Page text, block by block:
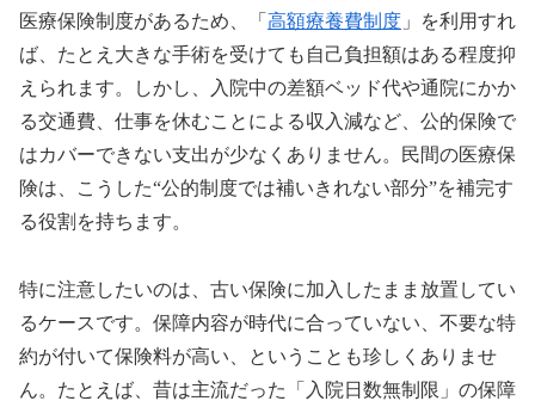
医療保険制度があるため、「 高額療養費制度 」を利用すれ
ば、たとえ大きな手術を受けても自己負担額はある程度抑
えられます。しかし、入院中の差額ベッド代や通院にかか
る交通費、仕事を休むことによる収入減など、公的保険で
はカバーできない支出が少なくありません。民間の医療保
険は、こうした“公的制度では補いきれない部分”を補完す
る役割を持ちます。
特に注意したいのは、古い保険に加入したまま放置してい
るケースです。保障内容が時代に合っていない、不要な特
約が付いて保険料が高い、ということも珍しくありませ
ん。たとえば、昔は主流だった「入院日数無制限」の保障